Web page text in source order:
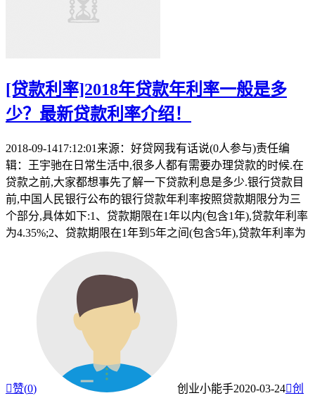
[贷款利率]2018年贷款年利率一般是多
少？最新贷款利率介绍！
2018-09-1417:12:01来源：好贷网我有话说(0人参与)责任编
辑：王宇驰在日常生活中,很多人都有需要办理贷款的时候.在
贷款之前,大家都想事先了解一下贷款利息是多少.银行贷款目
前,中国人民银行公布的银行贷款年利率按照贷款期限分为三
个部分,具体如下:1、贷款期限在1年以内(包含1年),贷款年利率
为4.35%;2、贷款期限在1年到5年之间(包含5年),贷款年利率为
赞(0) 创业小能手2020-03-24创